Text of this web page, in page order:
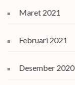
Maret 2021
Februari 2021
Desember 2020